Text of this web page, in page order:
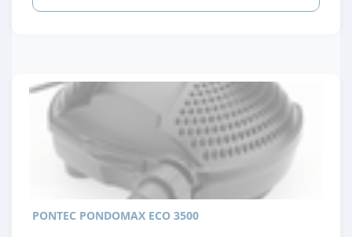
PONTEC PONDOMAX ECO 3500